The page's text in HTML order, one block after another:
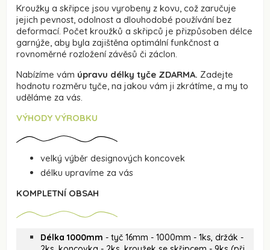
Kroužky a skřipce jsou vyrobeny z kovu, což zaručuje
jejich pevnost, odolnost a dlouhodobé používání bez
deformací. Počet kroužků a skřipců je přizpůsoben délce
garnýže, aby byla zajištěna optimální funkčnost a
rovnoměrné rozložení závěsů či záclon.
Nabízíme vám úpravu délky tyče ZDARMA. Zadejte
hodnotu rozměru tyče, na jakou vám ji zkrátíme, a my to
uděláme za vás.
VÝHODY VÝROBKU
velký výběr designových koncovek
délku upravíme za vás
KOMPLETNÍ OBSAH
Délka 1000mm - tyč 16mm - 1000mm - 1ks, držák -